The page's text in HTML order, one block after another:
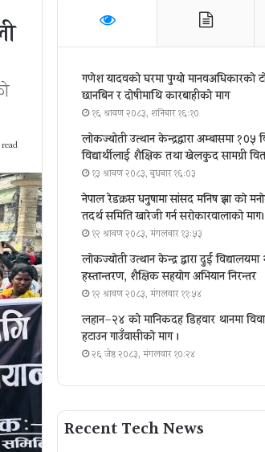
गणेश यादवको घरमा पुग्याे मानवअधिकारकाे
छानबिन र दोषीमाथि कारबाहीको माग
१६ श्रावण २०८३, शनिबार १६:१०
लोकज्योती उत्थान केन्द्रद्वारा अम्बासमा १०५
विद्यार्थीलाई शैक्षिक तथा खेलकुद सामग्री
१३ श्रावण २०८३, बुधबार १६:०३
नेपाल रेडक्रस धनुषामा सांसद मनिष झा को
तदर्थ समिति खारेजी गर्न सरोकारवालाको माग।
१२ श्रावण २०८३, मंगलवार १३:५३
लोकज्योती उत्थान केन्द्र द्वारा दुई
हस्तान्तरण, शैक्षिक सहयोग अभियान निरन्तर
१२ श्रावण २०८३, मंगलवार ११:५४
लहान–२४ को मानिकदह डिहवार थानमा
हटाउन गाउँवासीको माग ।
२६ जेष्ठ २०८३, मंगलवार १०:२४
Recent Tech News